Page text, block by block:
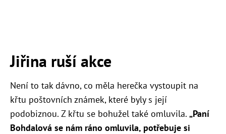
Jiřina ruší akce
Není to tak dávno, co měla herečka vystoupit na
křtu poštovních známek, které byly s její
podobiznou. Z křtu se bohužel také omluvila. „Paní
Bohdalová se nám ráno omluvila, potřebuje si